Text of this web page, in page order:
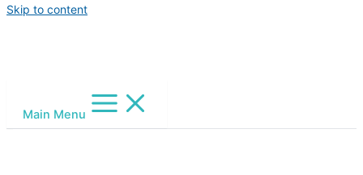
Skip to content
Main Menu